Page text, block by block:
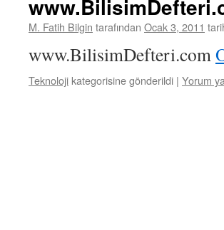
M. Fatih Bilgin tarafından Ocak 3, 2011
www.BilisimDefteri.com
Teknoloji kategorisine gönderildi | Yorum